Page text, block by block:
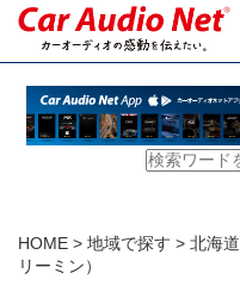
HOME > 地域で探す > 北海
リーミン）